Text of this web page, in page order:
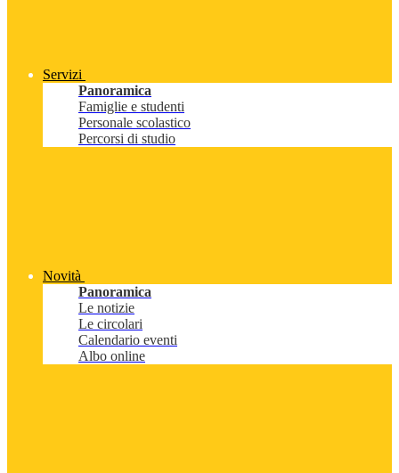
Servizi
Panoramica
Famiglie e studenti
Personale scolastico
Percorsi di studio
Novità
Panoramica
Le notizie
Le circolari
Calendario eventi
Albo online